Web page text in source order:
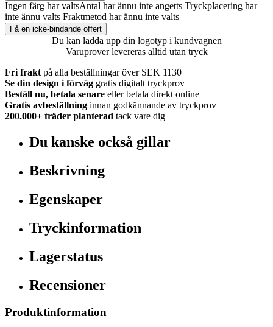
Ingen färg har valtsAntal har ännu inte angetts Tryckplacering har
inte ännu valts Fraktmetod har ännu inte valts
Få en icke-bindande offert
Du kan ladda upp din logotyp i kundvagnen
Varuprover levereras alltid utan tryck
Fri frakt på alla beställningar över SEK 1130
Se din design i förväg gratis digitalt tryckprov
Beställ nu, betala senare eller betala direkt online
Gratis avbeställning innan godkännande av tryckprov
200.000+ träder planterad tack vare dig
Du kanske också gillar
Beskrivning
Egenskaper
Tryckinformation
Lagerstatus
Recensioner
Produktinformation